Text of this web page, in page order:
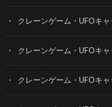
クレーンゲーム・UFOキ
クレーンゲーム・UFOキ
クレーンゲーム・UFOキ